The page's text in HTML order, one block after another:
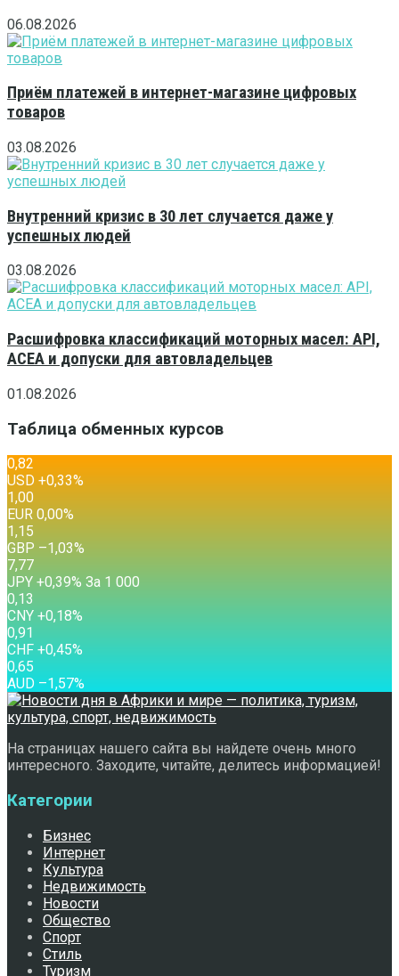
06.08.2026
Приём платежей в интернет-магазине цифровых
товаров
03.08.2026
Внутренний кризис в 30 лет случается даже у
успешных людей
03.08.2026
Расшифровка классификаций моторных масел: API,
ACEA и допуски для автовладельцев
01.08.2026
Таблица обменных курсов
0,82
USD +0,33%
1,00
EUR 0,00%
1,15
GBP –1,03%
7,77
JPY +0,39% За 1 000
0,13
CNY +0,18%
0,91
CHF +0,45%
0,65
AUD –1,57%
На страницах нашего сайта вы найдете очень много
интересного. Заходите, читайте, делитесь информацией!
Категории
Бизнес
Интернет
Культура
Недвижимость
Новости
Общество
Спорт
Стиль
Туризм